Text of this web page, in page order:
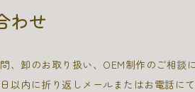
わせ
、卸のお取り扱い、OEM制作のご相談
以内に折り返しメールまたはお電話にて